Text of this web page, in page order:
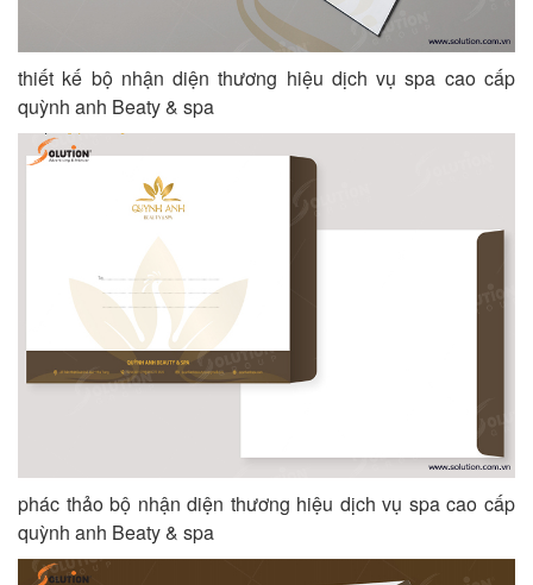
thiết kế bộ nhận diện thương hiệu dịch vụ spa cao cấp
quỳnh anh Beaty & spa
phác thảo bộ nhận diện thương hiệu dịch vụ spa cao cấp
quỳnh anh Beaty & spa